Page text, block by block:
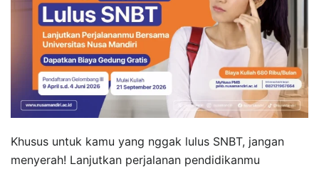
Khusus untuk kamu yang nggak lulus SNBT, jangan
menyerah! Lanjutkan perjalanan pendidikanmu